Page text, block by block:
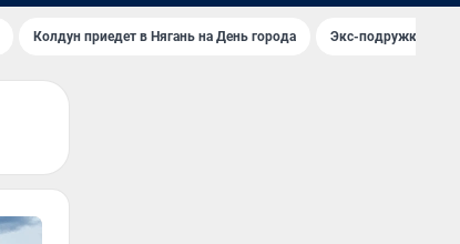
Колдун приедет в Нягань на День города Экс-подружка